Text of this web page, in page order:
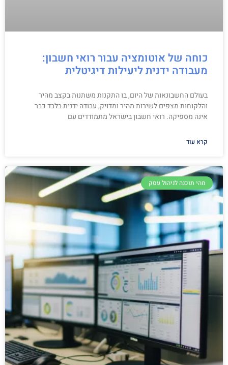
כוחה של אוטומציה עבור רואי חשבון:
מעבודה ידנית ליעילות דיגיטלית
בעולם החשבונאות של היום, בו התקנות משתנות בקצב מהיר
והלקוחות מצפים לשירות מהיר ומדויק, עבודה ידנית בלבד כבר
אינה מספיקה. רואי חשבון בישראל מתמודדים עם
קרא עוד
מהי תוכנה לניהול עסק